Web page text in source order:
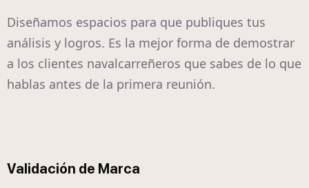
Diseñamos espacios para que publiques tus
análisis y logros. Es la mejor forma de demostrar
a los clientes navalcarreñeros que sabes de lo que
hablas antes de la primera reunión.
Validación de Marca